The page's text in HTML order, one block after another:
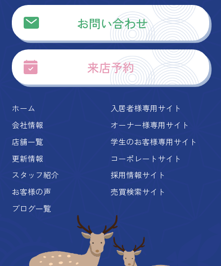
お問い合わせ
来店予約
ホーム
会社情報
店舗一覧
更新情報
スタッフ紹介
お客様の声
ブログ一覧
入居者様専用サイト
オーナー様専用サイト
学生のお客様専用サイト
コーポレートサイト
採用情報サイト
売買検索サイト